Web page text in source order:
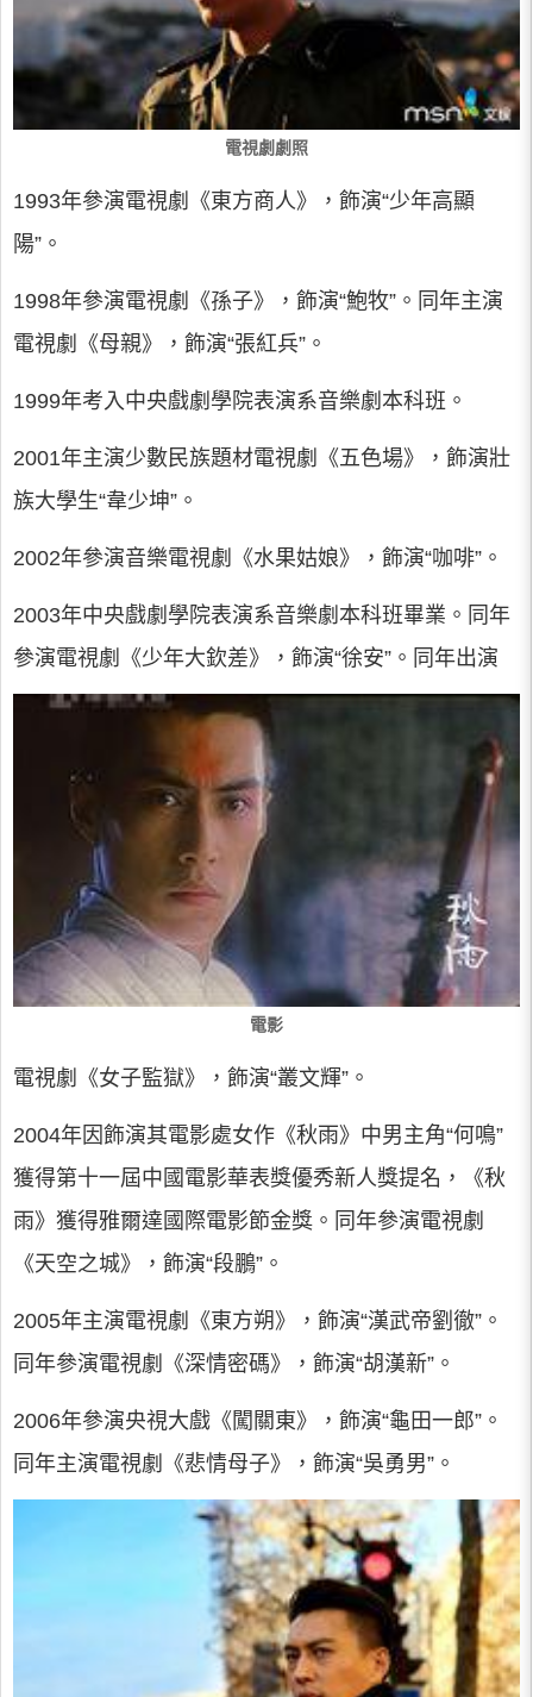
電視劇劇照
1993年參演電視劇《東方商人》，飾演“少年高顯
陽”。
1998年參演電視劇《孫子》，飾演“鮑牧”。同年主演
電視劇《母親》，飾演“張紅兵”。
1999年考入中央戲劇學院表演系音樂劇本科班。
2001年主演少數民族題材電視劇《五色場》，飾演壯
族大學生“韋少坤”。
2002年參演音樂電視劇《水果姑娘》，飾演“咖啡”。
2003年中央戲劇學院表演系音樂劇本科班畢業。同年
參演電視劇《少年大欽差》，飾演“徐安”。同年出演
電影
電視劇《女子監獄》，飾演“叢文輝”。
2004年因飾演其電影處女作《秋雨》中男主角“何鳴”
獲得第十一屆中國電影華表獎優秀新人獎提名，《秋
雨》獲得雅爾達國際電影節金獎。同年參演電視劇
《天空之城》，飾演“段鵬”。
2005年主演電視劇《東方朔》，飾演“漢武帝劉徹”。
同年參演電視劇《深情密碼》，飾演“胡漢新”。
2006年參演央視大戲《闖關東》，飾演“龜田一郎”。
同年主演電視劇《悲情母子》，飾演“吳勇男”。